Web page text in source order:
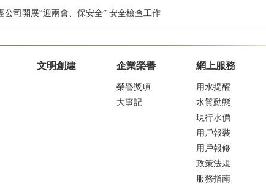
公司開展“迎兩會、保安全” 安全檢查工作
文明創建 企業榮譽
榮譽獎項
大事記
網上服務
用水提醒
水質動態
現行水價
用戶報裝
用戶報修
政策法規
服務指南